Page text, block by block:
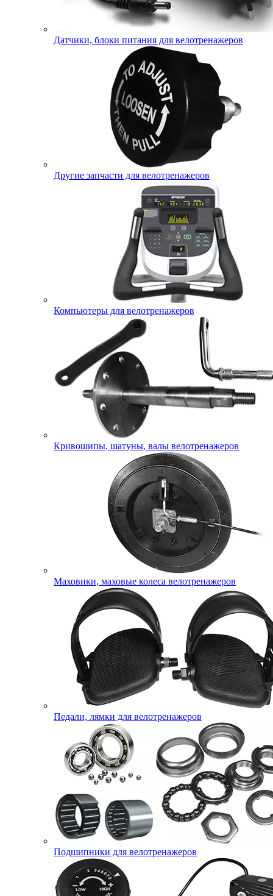
Датчики, блоки питания для велотренажеров
Другие запчасти для велотренажеров
Компьютеры для велотренажеров
Кривошипы, шатуны, валы велотренажеров
Маховики, маховые колеса велотренажеров
Педали, лямки для велотренажеров
Подшипники для велотренажеров